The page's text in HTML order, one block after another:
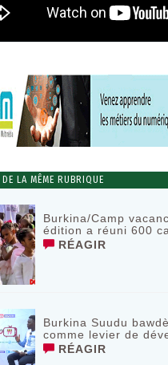
DE LA MÊME RUBRIQUE
Burkina/Camp
édition a réuni 600
RÉAGIR
Burkina Suudu
comme levier de
RÉAGIR